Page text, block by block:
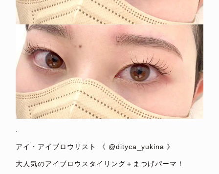
アイ・アイブロウリスト 《 @dityca_yukina 》
大人気のアイブロウスタイリング＋まつげパーマ！